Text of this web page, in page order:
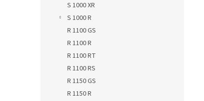
S 1000 XR
S 1000 R
R 1100 GS
R 1100 R
R 1100 RT
R 1100 RS
R 1150 GS
R 1150 R